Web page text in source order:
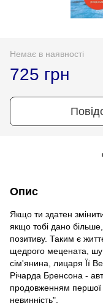
Немає в наявності
725 грн
Опис
Якщо ти здатен
якщо тобі дано
позитиву. Таким є
щедрого мецената,
сім'янина, лицаря Її
Річарда Бренсона -
продовженням першої
невинність".